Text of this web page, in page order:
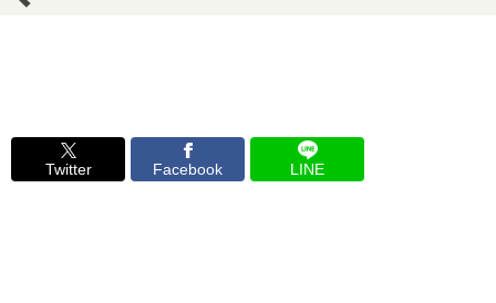
Twitter Facebook LINE